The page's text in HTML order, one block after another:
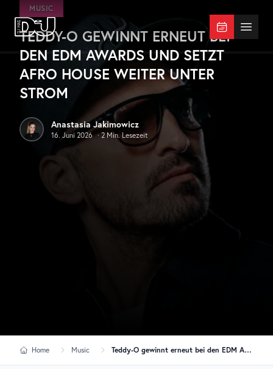
Zum Hauptinhalt springen
DJ Mag Germany Menü
MUSIC
TEDDY-O GEWINNT ERNEUT BEI
DEN EDM AWARDS UND SETZT
AFRO HOUSE WEITER UNTER
STROM
Anastasia Jakimowicz
16. Juni 2026 ·2 Min. Lesezeit
Home Music Teddy-O gewinnt erneut bei den EDM Awards und setzt Afro House weiter unter Strom